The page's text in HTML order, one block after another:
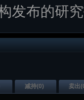
发布的研
减持(0) 卖出(